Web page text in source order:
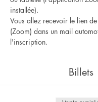
installée).
Vous allez recevoir le lien
(Zoom) dans un mail
l'inscription.
Billets